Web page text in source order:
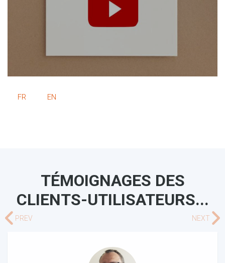
FR EN
TÉMOIGNAGES DES
CLIENTS-UTILISATEURS...
PREV NEXT